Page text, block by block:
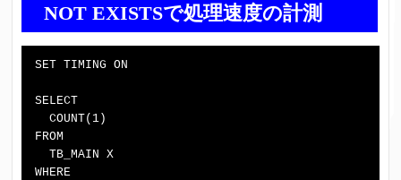
NOT EXISTSで処理速度の計測
SET TIMING ON
SELECT
  COUNT(1)
FROM
  TB_MAIN X
WHERE